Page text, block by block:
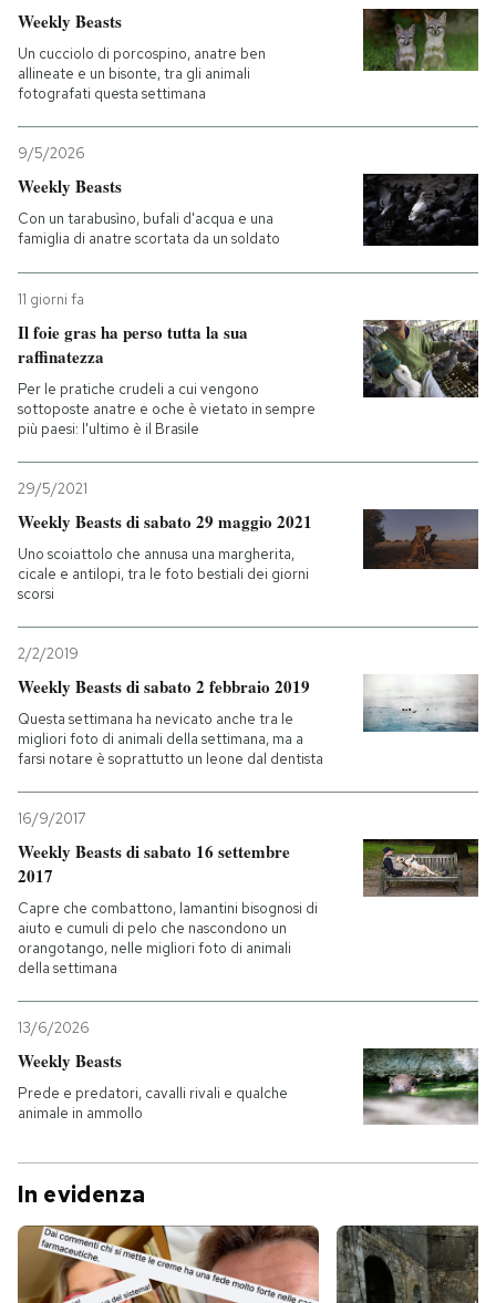
Weekly Beasts
Un cucciolo di porcospino, anatre ben
allineate e un bisonte, tra gli animali
fotografati questa settimana
9/5/2026
Weekly Beasts
Con un tarabusìno, bufali d'acqua e una
famiglia di anatre scortata da un soldato
11 giorni fa
Il foie gras ha perso tutta la sua
raffinatezza
Per le pratiche crudeli a cui vengono
sottoposte anatre e oche è vietato in sempre
più paesi: l'ultimo è il Brasile
29/5/2021
Weekly Beasts di sabato 29 maggio 2021
Uno scoiattolo che annusa una margherita,
cicale e antilopi, tra le foto bestiali dei giorni
scorsi
2/2/2019
Weekly Beasts di sabato 2 febbraio 2019
Questa settimana ha nevicato anche tra le
migliori foto di animali della settimana, ma a
farsi notare è soprattutto un leone dal dentista
16/9/2017
Weekly Beasts di sabato 16 settembre
2017
Capre che combattono, lamantini bisognosi di
aiuto e cumuli di pelo che nascondono un
orangotango, nelle migliori foto di animali
della settimana
13/6/2026
Weekly Beasts
Prede e predatori, cavalli rivali e qualche
animale in ammollo
In evidenza